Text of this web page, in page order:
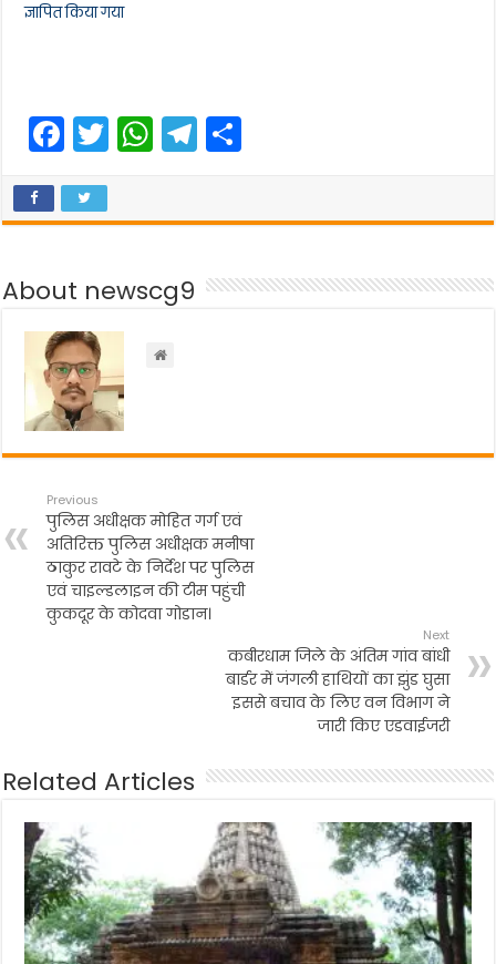
ज्ञापित किया गया
F
a
c
e
b
o
o
k
T
w
er
W
h
ts
A
p
p
T
el
gr
a
e
About newscg9
Previous
पुलिस अधीक्षक मोहित गर्ग एवं
अतिरिक्त पुलिस अधीक्षक मनीषा
ठाकुर रावटे के निर्देश पर पुलिस
एवं चाइल्डलाइन की टीम पहुंची
कुकदूर के कोदवा गोडान।
Next
कबीरधाम जिले के अंतिम गांव बांधी
बार्डर में जंगली हाथियों का झुंड घुसा
इससे बचाव के लिए वन विभाग ने
जारी किए एडवाईजरी
Related Articles